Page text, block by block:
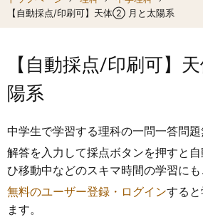
【自動採点/印刷可】天体② 月と太陽系
【自動採点/印刷可】
陽系
中学生で学習する理科の一問一答問題
解答を入力して採点ボタンを押すと
ひ移動中などのスキマ時間の学習にも
無料のユーザー登録・ログインする
ます。